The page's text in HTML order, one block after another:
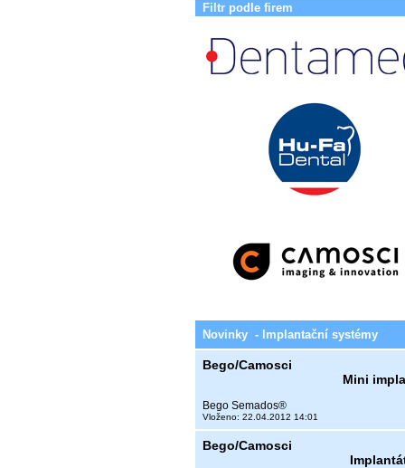
Filtr podle firem
Novinky - Implantační systémy
Bego/Camosci
Mini
Bego Semados®
Vloženo: 22.04.2012 14:01
Bego/Camosci